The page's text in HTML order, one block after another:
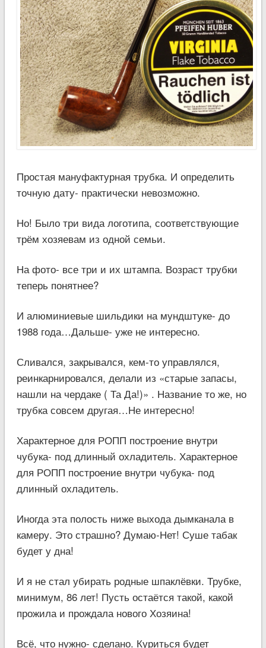
Простая мануфактурная трубка. И определить
точную дату- практически невозможно.
Но! Было три вида логотипа, соответствующие
трём хозяевам из одной семьи.
На фото- все три и их штампа. Возраст трубки
теперь понятнее?
И алюминиевые шильдики на мундштуке- до
1988 года…Дальше- уже не интересно.
Сливался, закрывался, кем-то управлялся,
реинкарнировался, делали из «старые запасы,
нашли на чердаке ( Та Да!)» . Название то же, но
трубка совсем другая…Не интересно!
Характерное для РОПП построение внутри
чубука- под длинный охладитель. Характерное
для РОПП построение внутри чубука- под
длинный охладитель.
Иногда эта полость ниже выхода дымканала в
камеру. Это страшно? Думаю-Нет! Суше табак
будет у дна!
И я не стал убирать родные шпаклёвки. Трубке,
минимум, 86 лет! Пусть остаётся такой, какой
прожила и прождала нового Хозяина!
Всё, что нужно- сделано. Куриться будет